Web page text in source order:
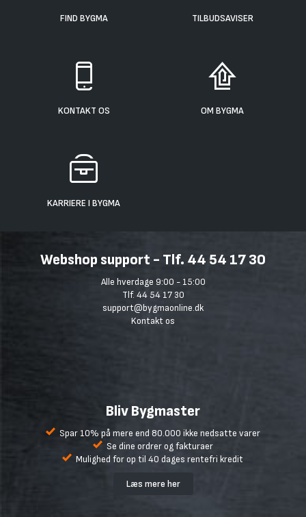
FIND BYGMA TILBUDSAVISER
KONTAKT OS OM BYGMA
KARRIERE I BYGMA
Webshop support - Tlf. 44 54 17 30
Alle hverdage 9:00 - 15:00
Tlf. 44 54 17 30
support@bygmaonline.dk
Kontakt os
Bliv Bygmaster
Spar 10% på mere end 80.000 ikke nedsatte varer
Se dine ordrer og fakturaer
Mulighed for op til 40 dages rentefri kredit
Læs mere her